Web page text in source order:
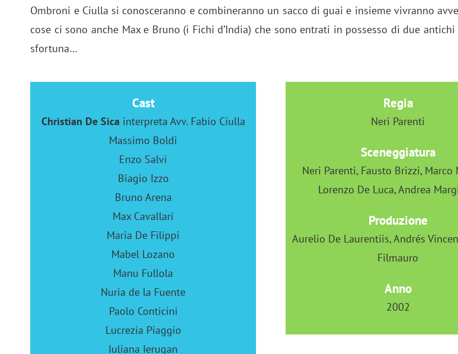
Ombroni e Ciulla si conosceranno e combineranno un sacco di guai e insieme vivranno
cose ci sono anche Max e Bruno (i Fichi d’India) che sono entrati in possesso di due
sfortuna…
Cast
Christian De Sica interpreta Avv. Fabio Ciulla
Massimo Boldi
Enzo Salvi
Biagio Izzo
Bruno Arena
Max Cavallari
Maria De Filippi
Mabel Lozano
Manu Fullola
Nuria de la Fuente
Paolo Conticini
Lucrezia Piaggio
Iuliana Ierugan
Regia
Neri Parenti
Sceneggiatura
Neri Parenti, Fausto Brizzi, Marco
Lorenzo De Luca, Andrea
Produzione
Aurelio De Laurentiis, Andrés
Filmauro
Anno
2002